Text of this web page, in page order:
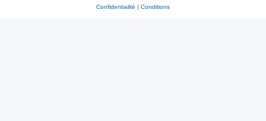
Confidentialité | Conditions